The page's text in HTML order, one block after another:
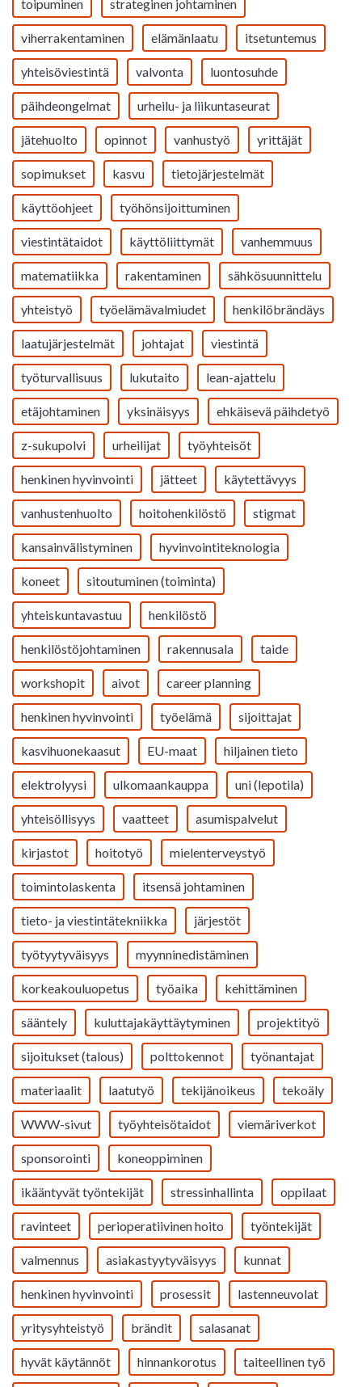
toipuminen strateginen johtaminen
viherrakentaminen elämänlaatu itsetuntemus
yhteisöviestintä valvonta luontosuhde
päihdeongelmat urheilu- ja liikuntaseurat
jätehuolto opinnot vanhustyö yrittäjät
sopimukset kasvu tietojärjestelmät
käyttöohjeet työhönsijoittuminen
viestintätaidot käyttöliittymät vanhemmuus
matematiikka rakentaminen sähkösuunnittelu
yhteistyö työelämävalmiudet henkilöbrändäys
laatujärjestelmät johtajat viestintä
työturvallisuus lukutaito lean-ajattelu
etäjohtaminen yksinäisyys ehkäisevä päihdetyö
z-sukupolvi urheilijat työyhteisöt
henkinen hyvinvointi jätteet käytettävyys
vanhustenhuolto hoitohenkilöstö stigmat
kansainvälistyminen hyvinvointiteknologia
koneet sitoutuminen (toiminta)
yhteiskuntavastuu henkilöstö
henkilöstöjohtaminen rakennusala taide
workshopit aivot career planning
henkinen hyvinvointi työelämä sijoittajat
kasvihuonekaasut EU-maat hiljainen tieto
elektrolyysi ulkomaankauppa uni (lepotila)
yhteisöllisyys vaatteet asumispalvelut
kirjastot hoitotyö mielenterveystyö
toimintolaskenta itsensä johtaminen
tieto- ja viestintätekniikka järjestöt
työtyytyväisyys myynninedistäminen
korkeakouluopetus työaika kehittäminen
sääntely kuluttajakäyttäytyminen projektityö
sijoitukset (talous) polttokennot työnantajat
materiaalit laatutyö tekijänoikeus tekoäly
WWW-sivut työyhteisötaidot viemäriverkot
sponsorointi koneoppiminen
ikääntyvät työntekijät stressinhallinta oppilaat
ravinteet perioperatiivinen hoito työntekijät
valmennus asiakastyytyväisyys kunnat
henkinen hyvinvointi prosessit lastenneuvolat
yritysyhteistyö brändit salasanat
hyvät käytännöt hinnankorotus taiteellinen työ